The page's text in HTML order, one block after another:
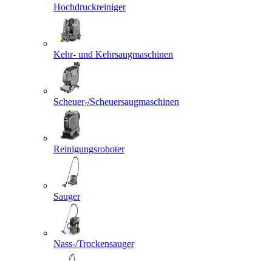
Hochdruckreiniger
Kehr- und Kehrsaugmaschinen
Scheuer-/Scheuersaugmaschinen
Reinigungsroboter
Sauger
Nass-/Trockensauger